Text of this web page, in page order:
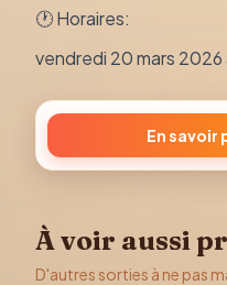
🕐 Horaires:
vendredi 20 mars
En savoir
À voir aussi
D'autres sorties à ne pas